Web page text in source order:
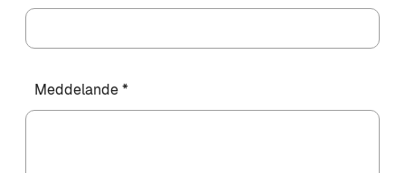
Meddelande *